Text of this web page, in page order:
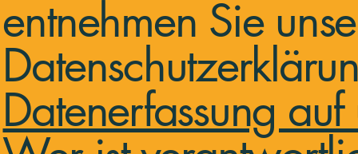
entnehmen Sie
Datenerfassung